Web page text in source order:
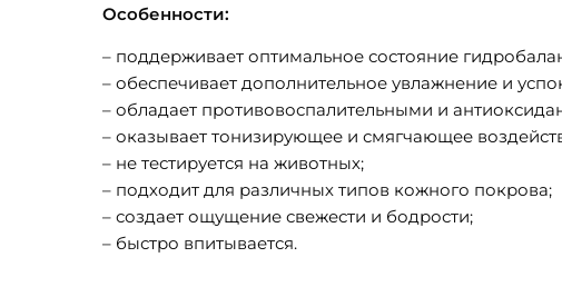
Особенности:
– поддерживает оптимальное состояние
– обеспечивает дополнительное увлажнение и
– обладает противовоспалительными и
– оказывает тонизирующее и смягчающее
– не тестируется на животных;
– подходит для различных типов кожного покрова;
– создает ощущение свежести и бодрости;
– быстро впитывается.